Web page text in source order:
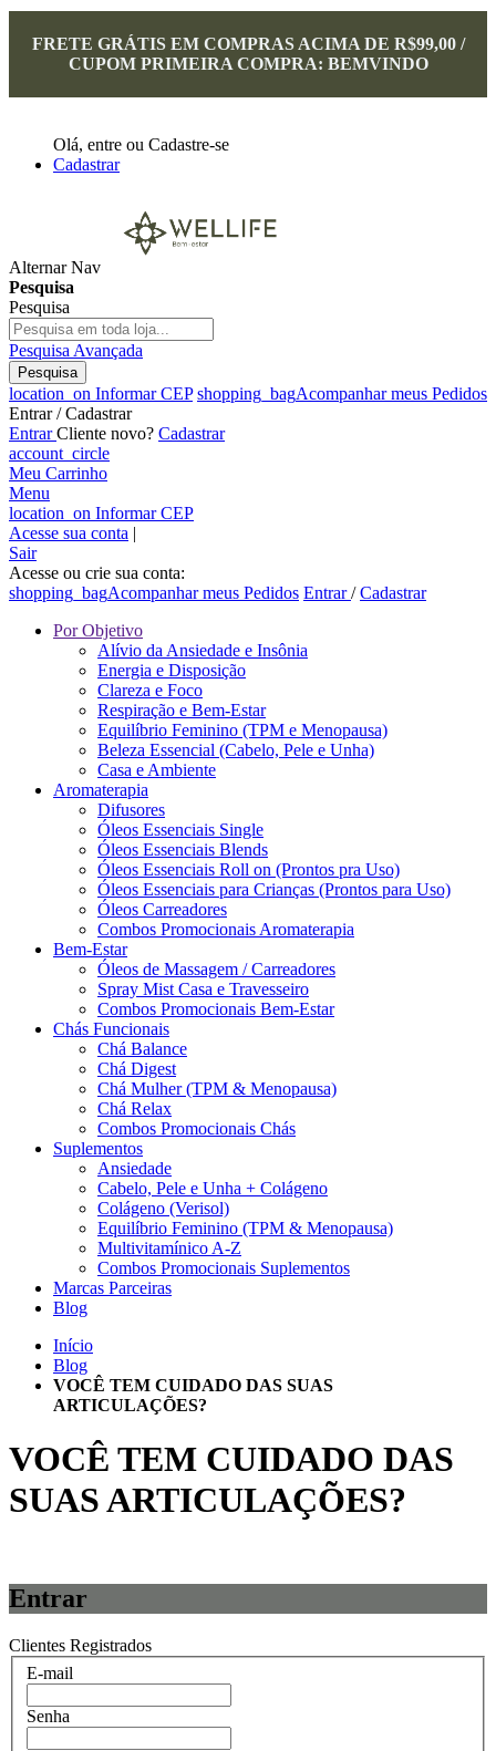
FRETE GRÁTIS EM COMPRAS ACIMA DE R$99,00 /
CUPOM PRIMEIRA COMPRA: BEMVINDO
Olá, entre ou Cadastre-se
Cadastrar
Alternar Nav
Pesquisa
Pesquisa
Pesquisa Avançada
Pesquisa
location_on Informar CEP shopping_bagAcompanhar meus Pedidos
Entrar / Cadastrar
EntrarCliente novo? Cadastrar
account_circle
Meu Carrinho
Menu
location_on Informar CEP
Acesse sua conta |
Sair
Acesse ou crie sua conta:
shopping_bagAcompanhar meus Pedidos Entrar/Cadastrar
Por Objetivo
Alívio da Ansiedade e Insônia
Energia e Disposição
Clareza e Foco
Respiração e Bem-Estar
Equilíbrio Feminino (TPM e Menopausa)
Beleza Essencial (Cabelo, Pele e Unha)
Casa e Ambiente
Aromaterapia
Difusores
Óleos Essenciais Single
Óleos Essenciais Blends
Óleos Essenciais Roll on (Prontos pra Uso)
Óleos Essenciais para Crianças (Prontos para Uso)
Óleos Carreadores
Combos Promocionais Aromaterapia
Bem-Estar
Óleos de Massagem / Carreadores
Spray Mist Casa e Travesseiro
Combos Promocionais Bem-Estar
Chás Funcionais
Chá Balance
Chá Digest
Chá Mulher (TPM & Menopausa)
Chá Relax
Combos Promocionais Chás
Suplementos
Ansiedade
Cabelo, Pele e Unha + Colágeno
Colágeno (Verisol)
Equilíbrio Feminino (TPM & Menopausa)
Multivitamínico A-Z
Combos Promocionais Suplementos
Marcas Parceiras
Blog
Início
Blog
VOCÊ TEM CUIDADO DAS SUAS
ARTICULAÇÕES?
VOCÊ TEM CUIDADO DAS
SUAS ARTICULAÇÕES?
Entrar
Clientes Registrados
E-mail
Senha